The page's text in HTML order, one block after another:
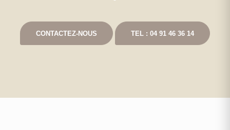
CONTACTEZ-NOUS TEL : 04 91 46 36 14